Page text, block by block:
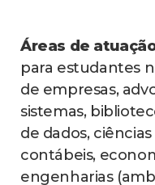
Áreas de
para estudantes
de empresas,
sistemas,
de dados,
contábeis,
engenharias